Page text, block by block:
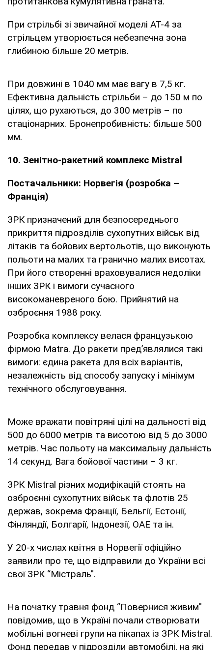
При стрільбі зі звичайної моделі АТ-4 за
стрільцем утворюється небезпечна зона
глибиною більше 20 метрів.
При довжині в 1040 мм має вагу в 7,5 кг.
Ефективна дальність стрільби – до 150 м по
цілях, що рухаються, до 300 метрів – по
стаціонарних. Бронепробивність: більше 500
мм.
10. Зенітно-ракетний комплекс Mistral
Постачальники: Норвегія (розробка –
Франція)
ЗРК призначений для безпосереднього
прикриття підрозділів сухопутних військ від
літаків та бойових вертольотів, що виконують
польоти на малих та гранично малих висотах.
При його створенні враховувалися недоліки
інших ЗРК і вимоги сучасного
високоманевреного бою. Прийнятий на
озброєння 1988 року.
Розробка комплексу велася французькою
фірмою Matra. До ракети пред’являлися такі
вимоги: єдина ракета для всіх варіантів,
незалежність від способу запуску і мінімум
технічного обслуговування.
Може вражати повітряні цілі на дальності від
500 до 6000 метрів та висотою від 5 до 3000
метрів. Час польоту на максимальну дальність
14 секунд. Вага бойової частини – 3 кг.
ЗРК Mistral різних модифікацій стоять на
озброєнні сухопутних військ та флотів 25
держав, зокрема Франції, Бельгії, Естонії,
Фінляндії, Болгарії, Індонезії, ОАЕ та ін.
У 20-х числах квітня в Норвегії офіційно
заявили про те, що відправили до України всі
свої ЗРК “Містраль".
На початку травня фонд “Повернися живим"
повідомив, що в Україні почали створювати
мобільні вогневі групи на пікапах із ЗРК Mistral.
Фонд передав у підрозділи автомобілі, на які